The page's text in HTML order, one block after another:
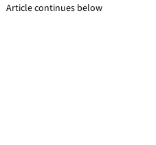
Article continues below